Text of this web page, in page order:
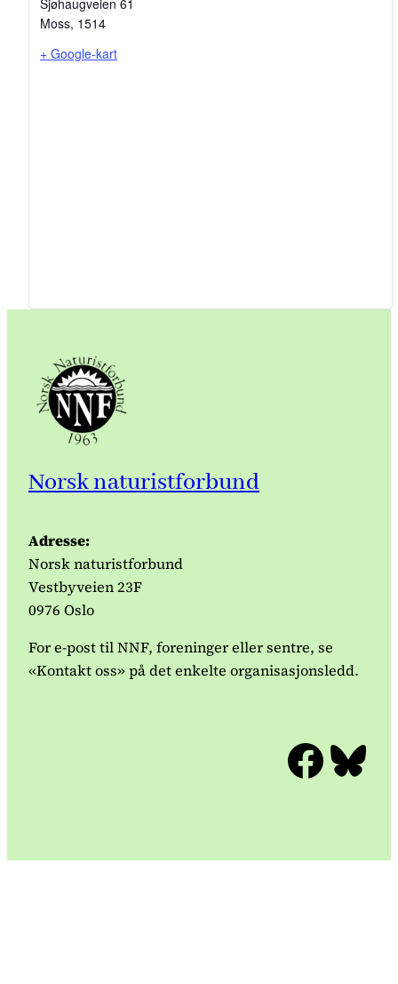
Moss, 1514
+ Google-kart
Norsk naturistforbund
Adresse:
Norsk naturistforbund
Vestbyveien 23F
0976 Oslo
For e-post til NNF, foreninger eller sentre, se
«Kontakt oss» på det enkelte organisasjonsledd.
Facebook Bluesky